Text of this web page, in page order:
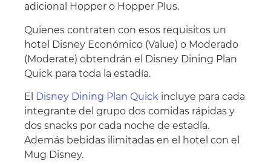
adicional Hopper o Hopper Plus.
Quienes contraten con esos requisitos un
hotel Disney Económico (Value) o Moderado
(Moderate) obtendrán el Disney Dining Plan
Quick para toda la estadía.
El Disney Dining Plan Quick incluye para cada
integrante del grupo dos comidas rápidas y
dos snacks por cada noche de estadía.
Además bebidas ilimitadas en el hotel con el
Mug Disney.